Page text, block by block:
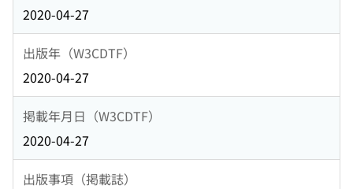
2020-04-27
出版年（W3CDTF）
2020-04-27
掲載年月日（W3CDTF）
2020-04-27
出版事項（掲載誌）